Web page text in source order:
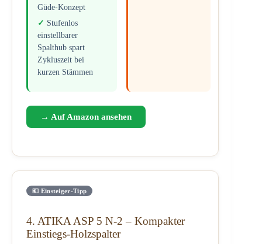
Güde-Konzept
Stufenlos
einstellbarer
Spalthub spart
Zykluszeit bei
kurzen Stämmen
→ Auf Amazon ansehen
💶 Einsteiger-Tipp
4. ATIKA ASP 5 N-2 – Kompakter
Einstiegs-Holzspalter